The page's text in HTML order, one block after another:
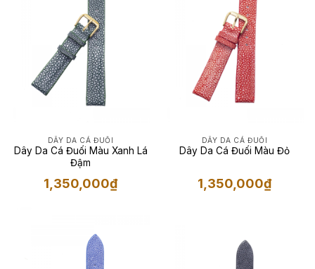
DÂY DA CÁ ĐUỐI
Dây Da Cá Đuối Màu Xanh Lá
Đậm
1,350,000₫
DÂY DA CÁ ĐUỐI
Dây Da Cá Đuối Màu Đỏ
1,350,000₫